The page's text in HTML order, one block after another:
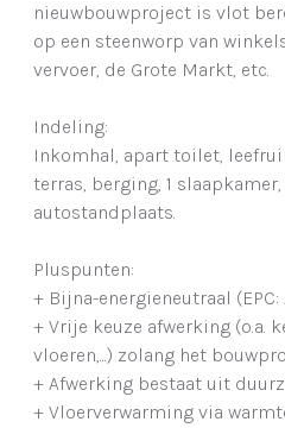
nieuwbouwproject is vlot
op een steenworp van
vervoer, de Grote Markt, etc.
Indeling:
Inkomhal, apart toilet,
terras, berging, 1
autostandplaats.
Pluspunten:
+ Bijna-energieneutraal (EPC:
+ Vrije keuze afwerking (o.a.
vloeren,...) zolang het
+ Afwerking bestaat uit
+ Vloerverwarming via